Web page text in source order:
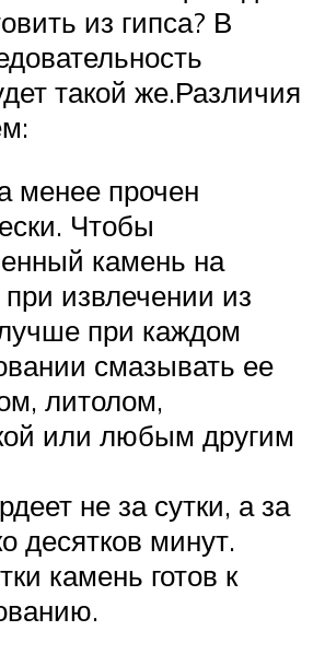
из гипса? В
такой же.Различия
менее прочен
Чтобы
камень на
извлечении из
при каждом
смазывать ее
литолом,
или любым другим
не за сутки, а за
десятков минут.
камень готов к